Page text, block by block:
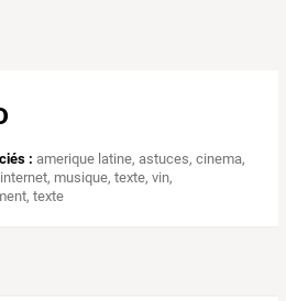
: amerique latine,astuces,cinema,
, musique,texte,vin,
,texte